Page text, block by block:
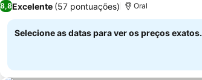
8,8Excelente (57 pontuações) Oral
Selecione as datas para ver os preços exatos.